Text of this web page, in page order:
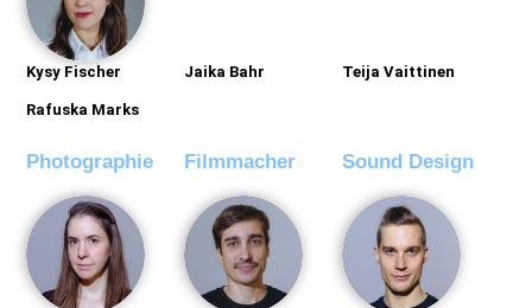
Kysy Fischer Jaika Bahr Teija Vaittinen
Rafuska Marks
Photographie Filmmacher​ Sound Design​